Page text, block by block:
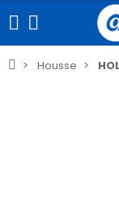
Housse